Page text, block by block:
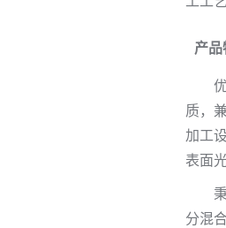
产品
质，
加工
表面
分混